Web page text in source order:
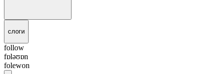
слоги
follow
fɒləʊɒn
folewon